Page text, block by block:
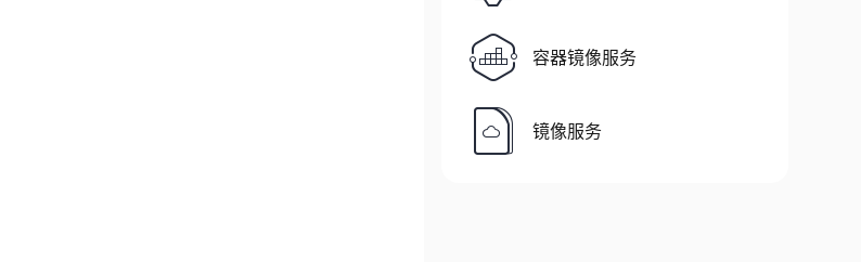
容器镜像服务
镜像服务